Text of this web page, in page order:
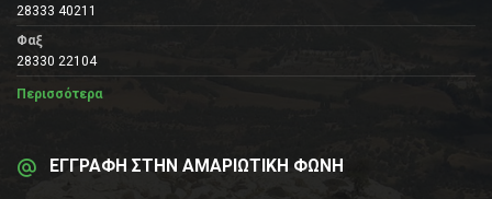
28333 40211
Φαξ
28330 22104
Περισσότερα
ΕΓΓΡΑΦΗ ΣΤΗΝ ΑΜΑΡΙΩΤΙΚΗ ΦΩΝΗ